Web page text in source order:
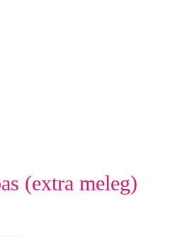
(extra meleg)